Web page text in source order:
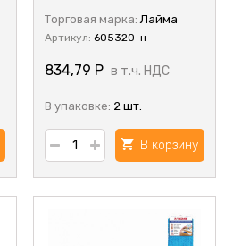
Торговая марка: Лайма
Артикул: 605320-н
834,79 Р в т.ч. НДС
В упаковке: 2 шт.
В корзину